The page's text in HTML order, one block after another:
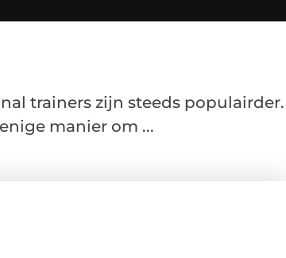
trainers zijn steeds populairder.
manier om ...